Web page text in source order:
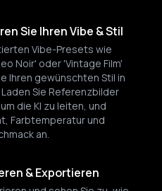
Sie Ihren Vibe & Stil
Vibe-Presets wie
Noir' oder 'Vintage Film'
Ihren gewünschten Stil in
Sie Referenzbilder
die KI zu leiten, und
Farbtemperatur und
an.
& Exportieren